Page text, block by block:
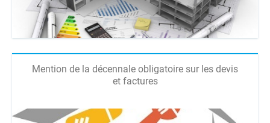
Mention de la décennale obligatoire sur les devis
et factures